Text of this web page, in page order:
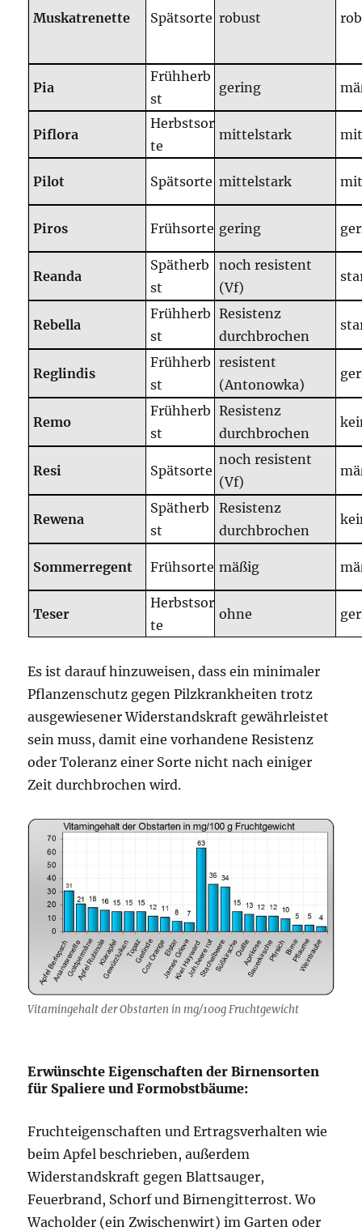
Muskatrenette Spätsorte robust
Pia
Frühherb
st
gering
Piflora
Herbstsor
te
mittelstark
Pilot Spätsorte mittelstark
Piros Frühsorte gering
Reanda
Spätherb
st
noch resistent
(Vf)
Rebella
Frühherb
st
Resistenz
durchbrochen
Reglindis
Frühherb
st
resistent
(Antonowka)
Remo
Frühherb
st
Resistenz
durchbrochen
Resi Spätsorte
noch resistent
(Vf)
Rewena
Spätherb
st
Resistenz
durchbrochen
Sommerregent Frühsorte mäßig
Teser
Herbstsor
te
ohne
Es ist darauf hinzuweisen, dass ein minimaler
Pflanzenschutz gegen Pilzkrankheiten trotz
ausgewiesener Widerstandskraft gewährleistet
sein muss, damit eine vorhandene Resistenz
oder Toleranz einer Sorte nicht nach einiger
Zeit durchbrochen wird.
Vitamingehalt der Obstarten in mg/100g Fruchtgewicht
Erwünschte Eigenschaften der Birnensorten
für Spaliere und Formobstbäume:
Fruchteigenschaften und Ertragsverhalten wie
beim Apfel beschrieben, außerdem
Widerstandskraft gegen Blattsauger,
Feuerbrand, Schorf und Birnengitterrost. Wo
Wacholder (ein Zwischenwirt) im Garten oder